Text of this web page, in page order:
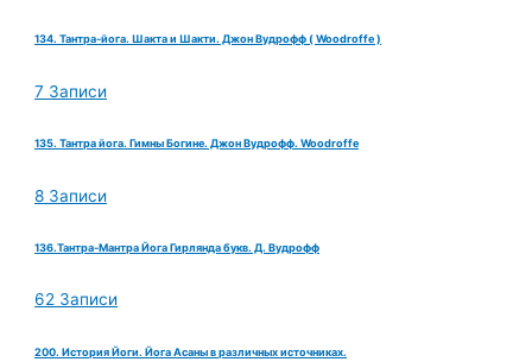
134. Тантра-йога. Шакта и Шакти. Джон Вудрофф ( Woodroffe )
7 Записи
135. Тантра йога. Гимны Богине. Джон Вудрофф. Woodroffe
8 Записи
136.Тантра-Мантра Йога Гирлянда букв. Д. Вудрофф
62 Записи
200. История Йоги. Йога Асаны в различных источниках.